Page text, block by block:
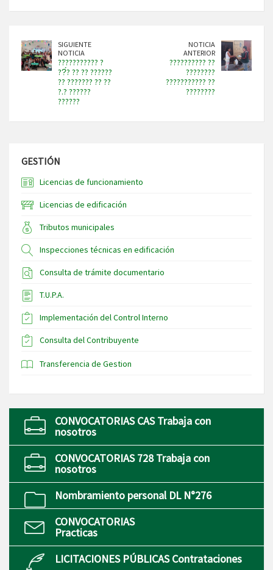
SIGUIENTE
NOTICIA
??????????? ?
??́? ?? ?? ??????
?? ??????? ?? ??
?.? ??????
??????
NOTICIA
ANTERIOR
?????????? ??
????????
??????????? ??
????????
GESTIÓN
Licencias de funcionamiento
Licencias de edificación
Tributos municipales
Inspecciones técnicas en edificación
Consulta de trámite documentario
T.U.P.A.
Implementación del Control Interno
Consulta del Contribuyente
Transferencia de Gestion
CONVOCATORIAS CAS Trabaja con
nosotros
CONVOCATORIAS 728 Trabaja con
nosotros
Nombramiento personal DL N°276
CONVOCATORIAS
Practicas
LICITACIONES PÚBLICAS Contrataciones